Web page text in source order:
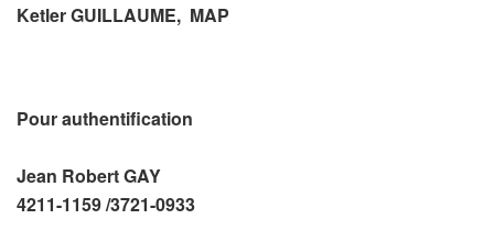
Ketler GUILLAUME, MAP
Pour authentification
Jean Robert GAY
4211-1159 /3721-0933